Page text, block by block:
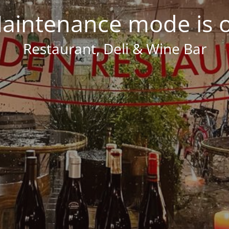
mode is
Restaurant, Deli & Wine Bar